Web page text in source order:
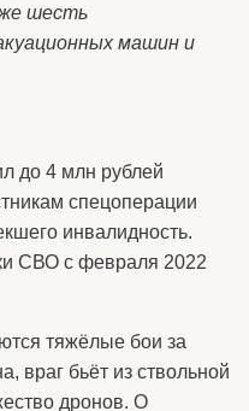
шесть
машин и
до 4 млн рублей
спецоперации
инвалидность.
СВО с февраля 2022
тяжёлые бои за
враг бьёт из ствольной
дронов. О